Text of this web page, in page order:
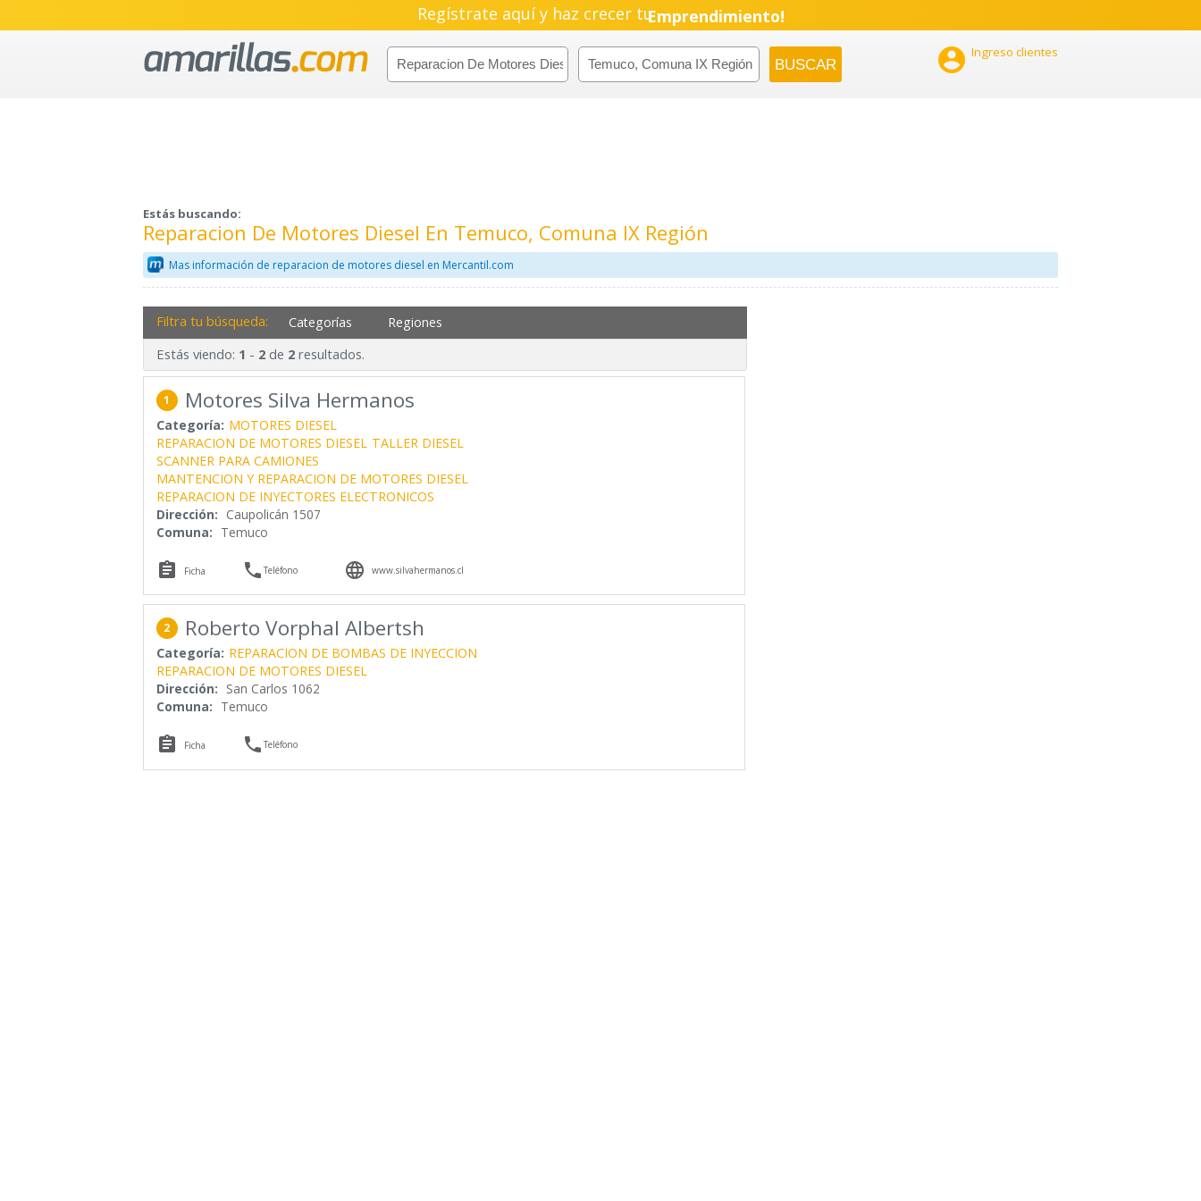
Regístrate aquí y haz crecer tuEmprendimiento!
 Ingreso clientes
Estás buscando:
Reparacion De Motores Diesel En Temuco, Comuna IX Región
Mas información de reparacion de motores diesel en Mercantil.com
Filtra tu búsqueda: Categorías Regiones
Estás viendo: 1 - 2de 2resultados.
1 Motores Silva Hermanos
Categoría: MOTORES DIESEL
REPARACION DE MOTORES DIESEL TALLER DIESEL
SCANNER PARA CAMIONES
MANTENCION Y REPARACION DE MOTORES DIESEL
REPARACION DE INYECTORES ELECTRONICOS
Dirección: Caupolicán 1507
Comuna: Temuco
 Ficha Teléfono  www.silvahermanos.cl
2 Roberto Vorphal Albertsh
Categoría: REPARACION DE BOMBAS DE INYECCION
REPARACION DE MOTORES DIESEL
Dirección: San Carlos 1062
Comuna: Temuco
 Ficha Teléfono